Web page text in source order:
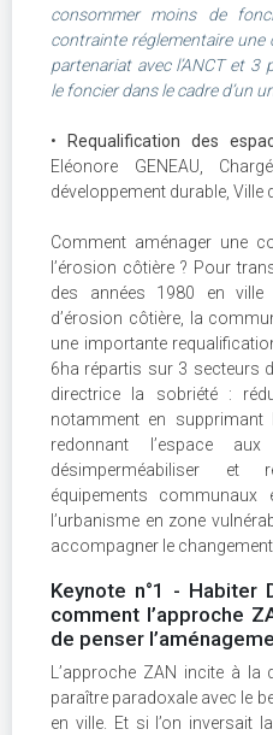
consommer moins de
contrainte réglementaire une
partenariat avec l’ANCT et
le foncier dans le cadre d’un
• Requalification des
Eléonore GENEAU,
développement durable, Ville
Comment aménager une
l’érosion côtière ? Pour
des années 1980 en
d’érosion côtière, la
une importante
6ha répartis sur 3 secteurs
directrice la sobriété :
notamment en
redonnant l’espace
désimperméabiliser et
équipements communaux
l’urbanisme en zone
accompagner le
Keynote n°1 - Habiter
comment l’approche
de penser
L’approche ZAN incite à
paraître paradoxale avec le
en ville. Et si l’on inversait